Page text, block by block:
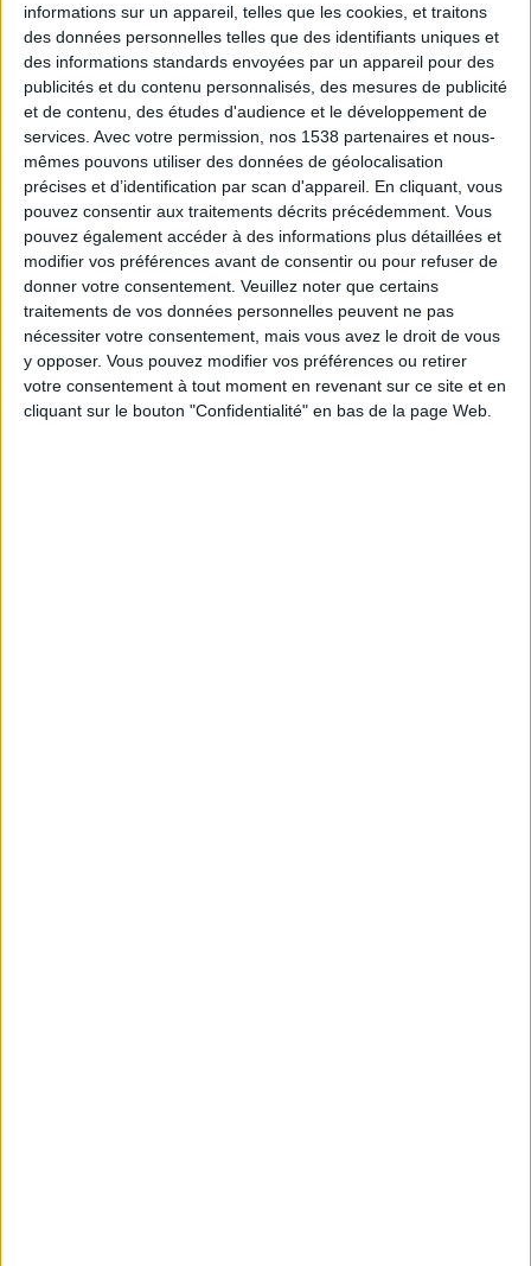
informations sur un appareil, telles que les cookies, et traitons
des données personnelles telles que des identifiants uniques et
des informations standards envoyées par un appareil pour des
publicités et du contenu personnalisés, des mesures de publicité
et de contenu, des études d'audience et le développement de
services. Avec votre permission, nos 1538 partenaires et nous-
mêmes pouvons utiliser des données de géolocalisation
précises et d’identification par scan d'appareil. En cliquant, vous
pouvez consentir aux traitements décrits précédemment. Vous
pouvez également accéder à des informations plus détaillées et
modifier vos préférences avant de consentir ou pour refuser de
donner votre consentement. Veuillez noter que certains
traitements de vos données personnelles peuvent ne pas
nécessiter votre consentement, mais vous avez le droit de vous
y opposer. Vous pouvez modifier vos préférences ou retirer
votre consentement à tout moment en revenant sur ce site et en
cliquant sur le bouton "Confidentialité" en bas de la page Web.
Moins de
5 kilos
De 5 à 10
kilos
Plus de
10 kilos
Service-client & Motivation Voir tout
Les équipes du Service-client et de la
Communauté Savoir Maigrir vous aident
chaque semaine à vous rapprocher
sereinement de votre objectif minceur.
Votre bilan minceur(env. 2
min)